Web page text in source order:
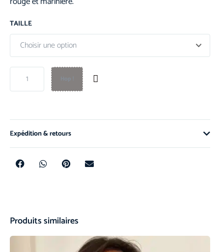
TAILLE
Hop !
Expédition & retours
Produits similaires